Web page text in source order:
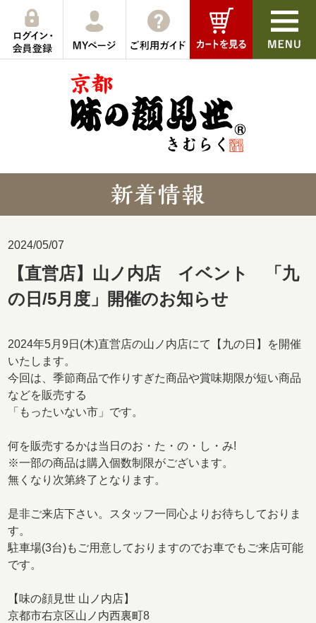
2024/05/07
【直営店】山ノ内店 イベント 「九
の日/5月度」開催のお知らせ
2024年5月9日(木)直営店の山ノ内店にて【九の日】を開催
いたします。
今回は、季節商品で作りすぎた商品や賞味期限が短い商品
などを販売する
「もったいない市」です。
何を販売するかは当日のお・た・の・し・み!
※一部の商品は購入個数制限がございます。
無くなり次第終了となります。
是非ご来店下さい。スタッフ一同心よりお待ちしておりま
す。
駐車場(3台)もご用意しておりますのでお車でもご来店可能
です。
【味の顔見世 山ノ内店】
京都市右京区山ノ内西裏町8